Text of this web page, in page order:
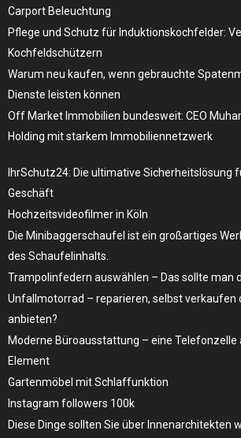
Carport Beleuchtung
Pflege und Schutz für Induktionskochfelder:
Kochfeldschützern
Warum neu kaufen, wenn gebrauchte
Dienste leisten können
Off Market Immobilien bundesweit: CEO
Holding mit starkem Immobiliennetzwerk
IhrSchutz24: Die ultimative Sicherheitslösung
Geschäft
Hochzeitsvideofilmer in Köln
Die Minibaggerschaufel ist ein großartiges
des Schaufelinhalts.
Trampolinfedern auswählen – Das sollte man
Unfallmotorrad – reparieren, selbst verkaufen
anbieten?
Moderne Büroausstattung – eine Telefonzelle
Element
Gartenmöbel mit Schlaffunktion
Instagram followers 100k
Diese Dinge sollten Sie über Innenarchitekten